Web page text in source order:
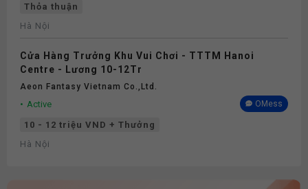
Thỏa thuận
Hà Nội
Cửa Hàng Trưởng Khu Vui Chơi - TTTM Hanoi
Centre - Lương 10-12Tr
Aeon Fantasy Vietnam Co.,ltd.
Active OMess
10 - 12 triệu VND + Thưởng
Hà Nội